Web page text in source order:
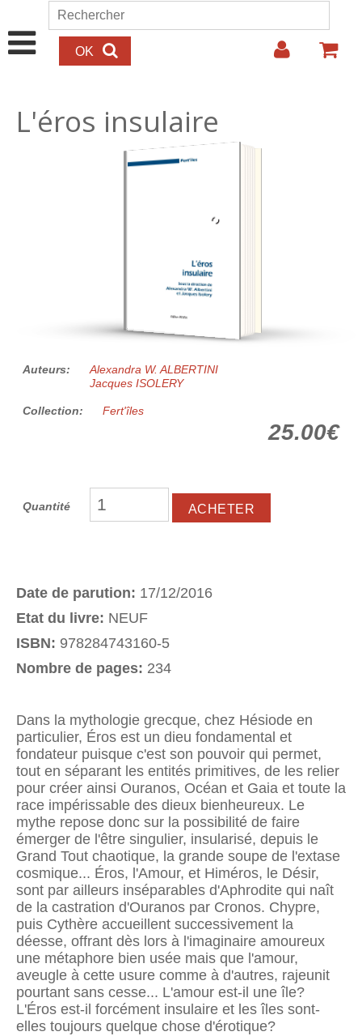
Aller au contenu principal
Formulaire de recherche
Rechercher
L'éros insulaire
Auteurs:
Alexandra W. ALBERTINI
Jacques ISOLERY
Collection: Fert'îles
25.00€
Quantité
Date de parution: 17/12/2016
Etat du livre: NEUF
ISBN: 978284743160-5
Nombre de pages: 234
Dans la mythologie grecque, chez Hésiode en
particulier, Éros est un dieu fondamental et
fondateur puisque c'est son pouvoir qui permet,
tout en séparant les entités primitives, de les relier
pour créer ainsi Ouranos, Océan et Gaia et toute la
race impérissable des dieux bienheureux. Le
mythe repose donc sur la possibilité de faire
émerger de l'être singulier, insularisé, depuis le
Grand Tout chaotique, la grande soupe de l'extase
cosmique... Éros, l'Amour, et Himéros, le Désir,
sont par ailleurs inséparables d'Aphrodite qui naît
de la castration d'Ouranos par Cronos. Chypre,
puis Cythère accueillent successivement la
déesse, offrant dès lors à l'imaginaire amoureux
une métaphore bien usée mais que l'amour,
aveugle à cette usure comme à d'autres, rajeunit
pourtant sans cesse... L'amour est-il une île?
L'Éros est-il forcément insulaire et les îles sont-
elles toujours quelque chose d'érotique?